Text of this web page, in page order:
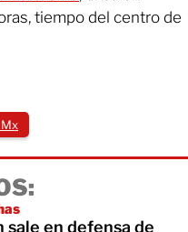
tiempo del centro de
sale en defensa de